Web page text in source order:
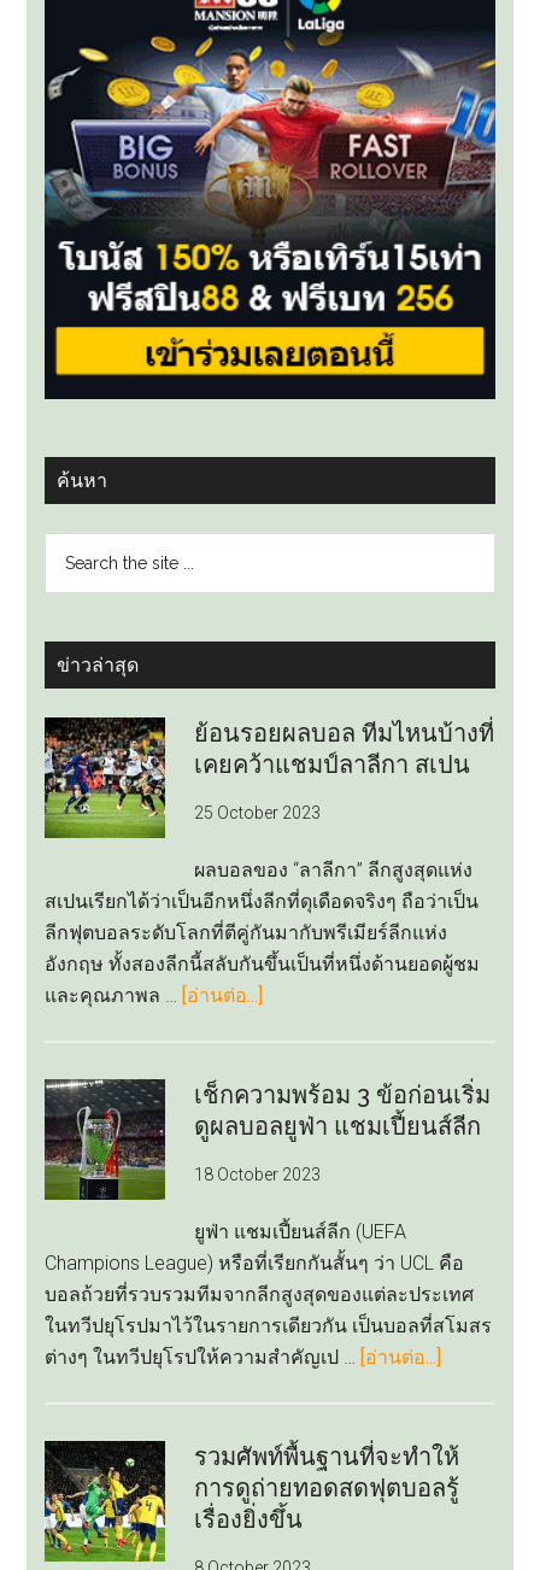
ตัว
จริง
สิงโต
สู้
ศึก
ยูโร
2016
ค้นหา
...
ข่าวล่าสุด
ย้อนรอยผลบอล ทีมไหนบ้างที่
เคยคว้าแชมป์ลาลีกา สเปน
25 October 2023
ผลบอลของ “ลาลีกา” ลีกสูงสุดแห่ง
สเปนเรียกได้ว่าเป็นอีกหนึ่งลีกที่ดุเดือดจริงๆ ถือว่าเป็น
ลีกฟุตบอลระดับโลกที่ตีคู่กันมากับพรีเมียร์ลีกแห่ง
อังกฤษ ทั้งสองลีกนี้สลับกันขึ้นเป็นที่หนึ่งด้านยอดผู้ชม
และคุณภาพล … [อ่านต่อ...]
ผล
บอล
ไหน
บ้าง
ที่
เคย
คว้า
แชมป์
ลา
ลีกา
เช็กความพร้อม 3 ข้อก่อนเริ่ม
ดูผลบอลยูฟ่า แชมเปี้ยนส์ลีก
18 October 2023
ยูฟ่า แชมเปี้ยนส์ลีก (UEFA
Champions League) หรือที่เรียกกันสั้นๆ ว่า UCL คือ
บอลถ้วยที่รวบรวมทีมจากลีกสูงสุดของแต่ละประเทศ
ในทวีปยุโรปมาไว้ในรายการเดียวกัน เป็นบอลที่สโมสร
ต่างๆ ในทวีปยุโรปให้ความสำคัญเป … [อ่านต่อ...]
พร้อม
3
รวมศัพท์พื้นฐานที่จะทำให้
การดูถ่ายทอดสดฟุตบอลรู้
เรื่องยิ่งขึ้น